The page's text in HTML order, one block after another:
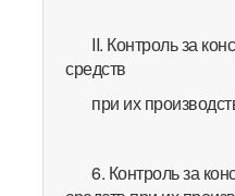
II. Контроль за
средств
при их
6. Контроль за